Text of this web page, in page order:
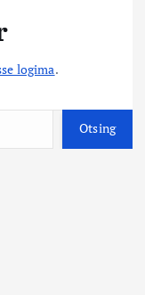
logima.
Otsing